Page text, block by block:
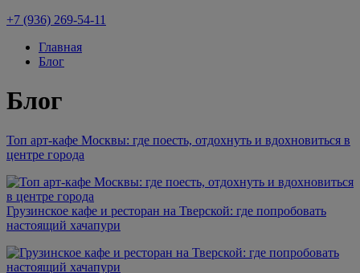
+7 (936) 269-54-11
Главная
Блог
Блог
Топ арт-кафе Москвы: где поесть, отдохнуть и вдохновиться в
центре города
Грузинское кафе и ресторан на Тверской: где попробовать
настоящий хачапури